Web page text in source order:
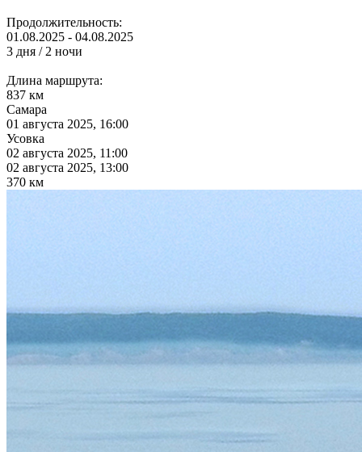
Продолжительность:
01.08.2025 - 04.08.2025
3 дня / 2 ночи
Длина маршрута:
837 км
Самара
01 августа 2025, 16:00
Усовка
02 августа 2025, 11:00
02 августа 2025, 13:00
370 км